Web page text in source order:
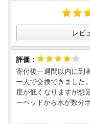
レビ
寄付後一週間以内に到
一人で交換できました
度が低くなりますが想
ーヘッドから水が数分